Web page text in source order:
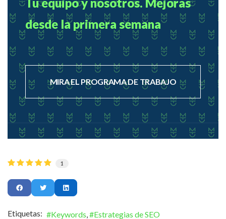
desde la primera semana
MIRA EL PROGRAMA DE TRABAJO
1
Etiquetas: Keywords Estrategias de SEO